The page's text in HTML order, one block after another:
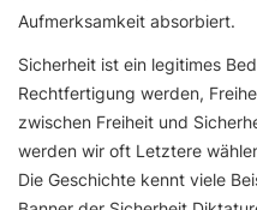
Aufmerksamkeit absorbiert.
Sicherheit ist ein legitimes
Rechtfertigung werden,
zwischen Freiheit und
werden wir oft Letztere
Die Geschichte kennt viele